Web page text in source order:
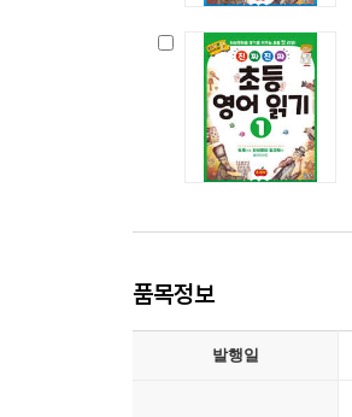
품목정보
발행일